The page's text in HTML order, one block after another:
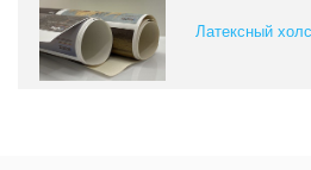
Латексный